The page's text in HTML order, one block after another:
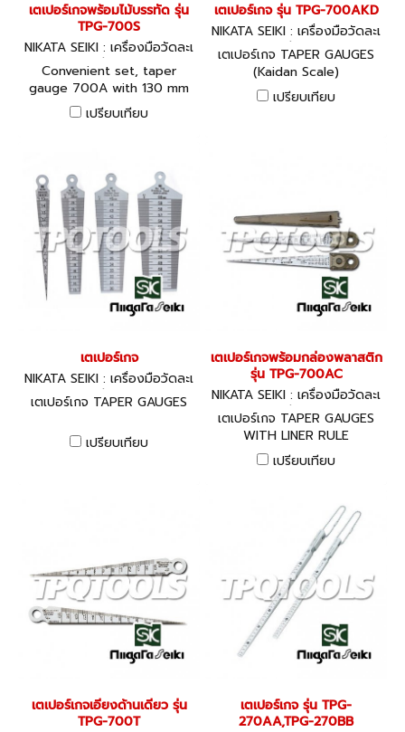
เตเปอร์เกจพร้อมไม้บรรทัด รุ่น
TPG-700S
NIKATA SEIKI : เครื่องมือวัดละเ
อียด
Convenient set, taper
gauge 700A with 130 mm
ruler
เปรียบเทียบ
เตเปอร์เกจ รุ่น TPG-700AKD
NIKATA SEIKI : เครื่องมือวัดละเ
อียด
เตเปอร์เกจ TAPER GAUGES
(Kaidan Scale)
เปรียบเทียบ
เตเปอร์เกจ
NIKATA SEIKI : เครื่องมือวัดละเ
อียด
เตเปอร์เกจ TAPER GAUGES
เปรียบเทียบ
เตเปอร์เกจพร้อมกล่องพลาสติก
รุ่น TPG-700AC
NIKATA SEIKI : เครื่องมือวัดละเ
อียด
เตเปอร์เกจ TAPER GAUGES
WITH LINER RULE
เปรียบเทียบ
เตเปอร์เกจเอียงด้านเดียว รุ่น
TPG-700T
เตเปอร์เกจ รุ่น TPG-
270AA,TPG-270BB